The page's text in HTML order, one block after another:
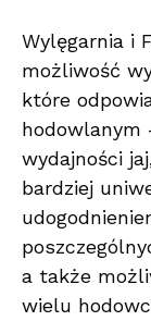
Wylęgarnia i
możliwość
które
hodowlanym
wydajności
bardziej
a także
wielu